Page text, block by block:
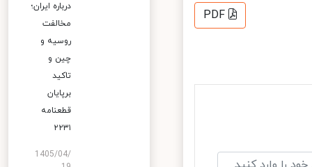
PDF
درباره ایران؛
مخالفت
روسیه و
چین و
تاکید
برپایان
قطعنامه
۲۲۳۱
1405/04/